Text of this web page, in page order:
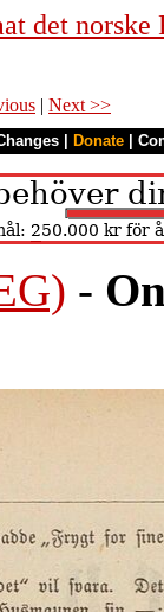
det norske
| Next >>
Donate
-